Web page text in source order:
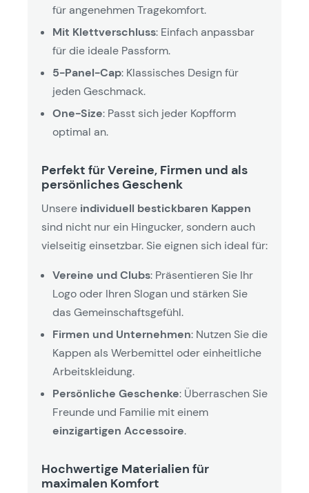
für angenehmen Tragekomfort.
Mit Klettverschluss: Einfach anpassbar
für die ideale Passform.
5-Panel-Cap: Klassisches Design für
jeden Geschmack.
One-Size: Passt sich jeder Kopfform
optimal an.
Perfekt für Vereine, Firmen und als
persönliches Geschenk
Unsere individuell bestickbaren Kappen
sind nicht nur ein Hingucker, sondern auch
vielseitig einsetzbar. Sie eignen sich ideal für:
Vereine und Clubs: Präsentieren Sie Ihr
Logo oder Ihren Slogan und stärken Sie
das Gemeinschaftsgefühl.
Firmen und Unternehmen: Nutzen Sie die
Kappen als Werbemittel oder einheitliche
Arbeitskleidung.
Persönliche Geschenke: Überraschen Sie
Freunde und Familie mit einem
einzigartigen Accessoire.
Hochwertige Materialien für
maximalen Komfort